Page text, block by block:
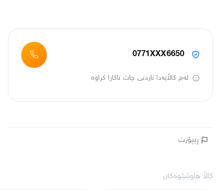
0771XXX6650
لەم کاڵایەدا ناردنی چات ناکارا کراوە
ڕیپۆرت
کاڵا هاوشێوەکان